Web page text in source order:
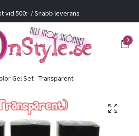
vid 500:- / Snabb leverans
0
Gel Set - Transparent